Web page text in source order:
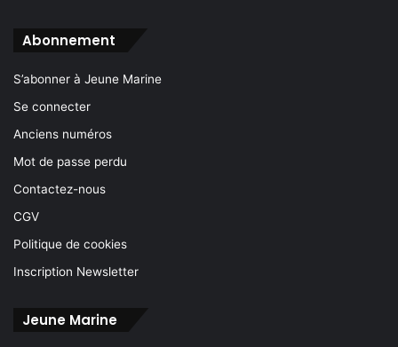
Abonnement
S’abonner à Jeune Marine
Se connecter
Anciens numéros
Mot de passe perdu
Contactez-nous
CGV
Politique de cookies
Inscription Newsletter
Jeune Marine